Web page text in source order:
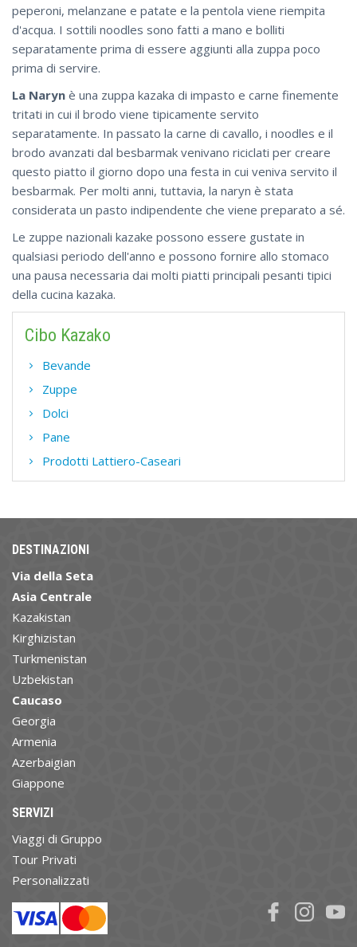
peperoni, melanzane e patate e la pentola viene riempita
d'acqua. I sottili noodles sono fatti a mano e bolliti
separatamente prima di essere aggiunti alla zuppa poco
prima di servire.
La Naryn è una zuppa kazaka di impasto e carne finemente
tritati in cui il brodo viene tipicamente servito
separatamente. In passato la carne di cavallo, i noodles e il
brodo avanzati dal besbarmak venivano riciclati per creare
questo piatto il giorno dopo una festa in cui veniva servito il
besbarmak. Per molti anni, tuttavia, la naryn è stata
considerata un pasto indipendente che viene preparato a sé.
Le zuppe nazionali kazake possono essere gustate in
qualsiasi periodo dell'anno e possono fornire allo stomaco
una pausa necessaria dai molti piatti principali pesanti tipici
della cucina kazaka.
Cibo Kazako
Bevande
Zuppe
Dolci
Pane
Prodotti Lattiero-Caseari
DESTINAZIONI
Via della Seta
Asia Centrale
Kazakistan
Kirghizistan
Turkmenistan
Uzbekistan
Caucaso
Georgia
Armenia
Azerbaigian
Giappone
SERVIZI
Viaggi di Gruppo
Tour Privati
Personalizzati